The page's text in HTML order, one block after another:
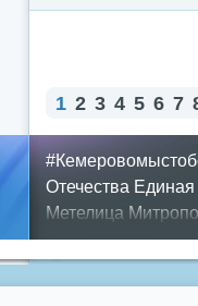
1 2 3 4 5 6 7
Отечества
Метелица
Днем ЖКХ
Противопожарная
день города